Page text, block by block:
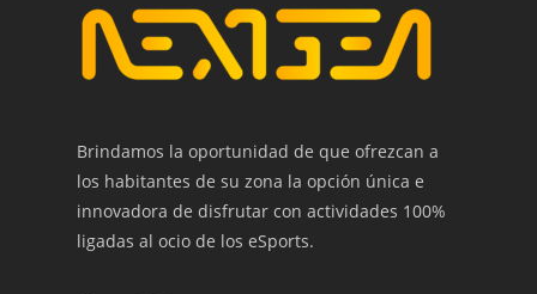
Brindamos la oportunidad de que ofrezcan a
los habitantes de su zona la opción única e
innovadora de disfrutar con actividades 100%
ligadas al ocio de los eSports.